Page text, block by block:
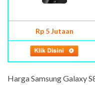
Rp 5 Jutaan
Harga Samsung Galaxy